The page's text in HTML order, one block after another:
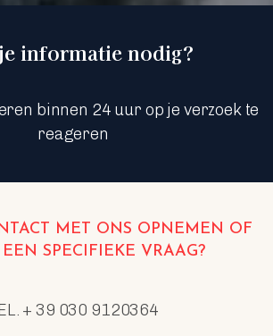
informatie nodig?
binnen 24 uur op je verzoek te
reageren
MET ONS OPNEMEN OF
EEN SPECIFIEKE VRAAG?
+ 39 030 9120364